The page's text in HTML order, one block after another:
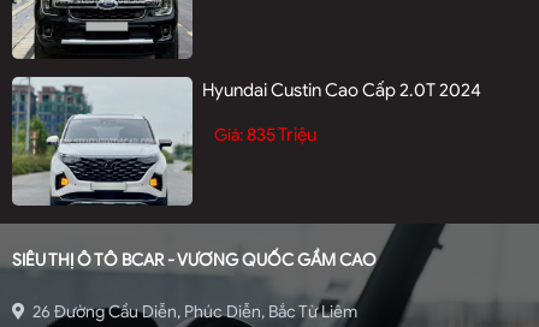
Hyundai Custin Cao Cấp 2.0T 2024
Giá:835 Triệu
SIÊU THỊ Ô TÔ BCAR - VƯƠNG QUỐC GẦM CAO
26 Đường Cầu Diễn, Phúc Diễn, Bắc Từ Liêm